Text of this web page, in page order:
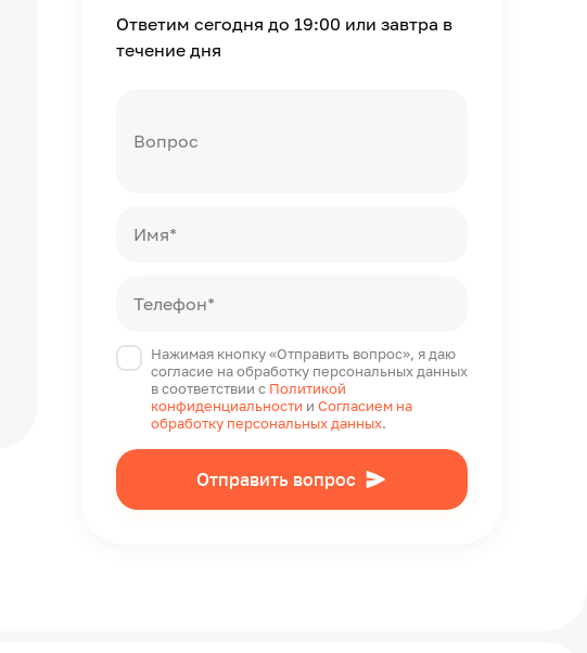
Ответим сегодня до 19:00 или завтра в
течение дня
Вопрос
Имя*
Телефон*
Нажимая кнопку «Отправить вопрос», я даю
согласие на обработку персональных данных
в соответствии с Политикой
конфиденциальности и Согласием на
обработку персональных данных.
Отправить вопрос